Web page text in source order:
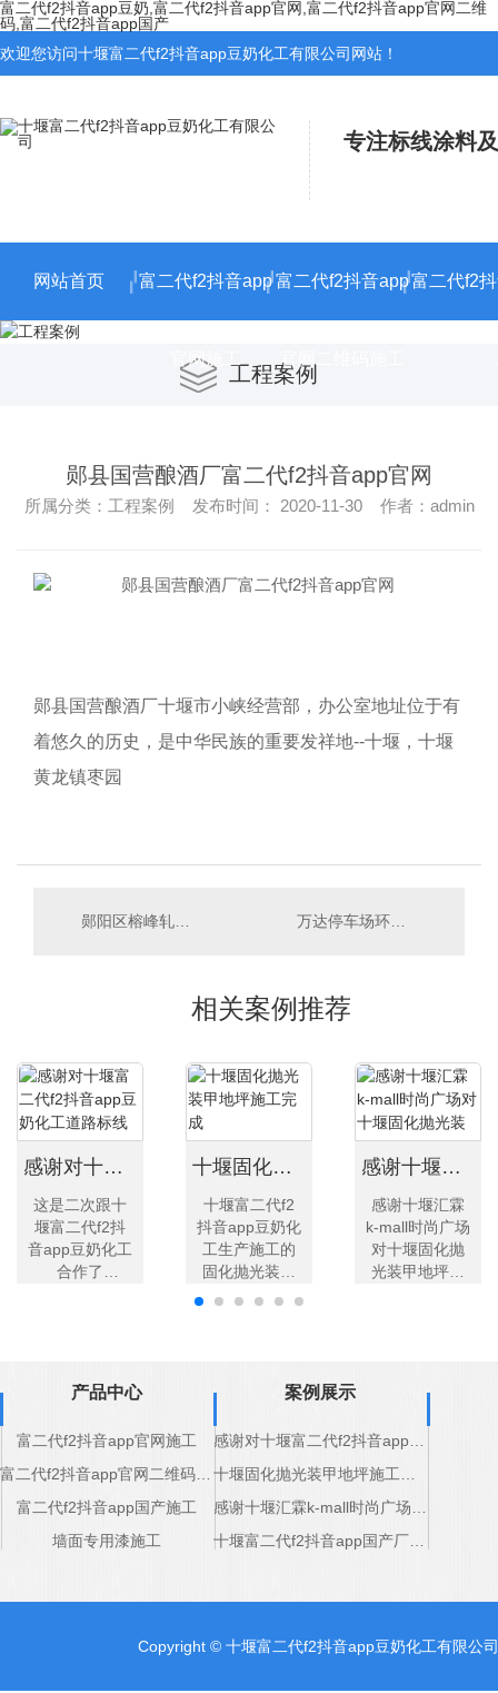
富二代f2抖音app豆奶,富二代f2抖音app官网,富二代f2抖音app官网二维
码,富二代f2抖音app国产
欢迎您访问十堰富二代f2抖音app豆奶化工有限公司网站！
专注标线涂料及
网站首页 富二代f2抖音app
官网施工
富二代f2抖音app
官网二维码施工
富二代f2
工程案例
郧县国营酿酒厂富二代f2抖音app官网
所属分类：工程案例 发布时间： 2020-11-30 作者：admin
郧县国营酿酒厂十堰市小峡经营部，办公室地址位于有
着悠久的历史，是中华民族的重要发祥地--十堰，十堰
黄龙镇枣园
郧阳区榕峰轧钢厂环氧地坪施工 万达停车场环氧地坪施工
相关案例推荐
感谢对十堰富二代f2抖音app豆奶化工道路标线产品的认可
这是二次跟十
堰富二代f2抖
音app豆奶化工
合作了
挺结
实。
十堰固化抛光装甲地坪施工完成
十堰富二代f2
抖音app豆奶化
工生产施工的
固化抛光装甲
地坪确实非常
客户服务也
好，有
答，
点
本次合作很满
意！
感谢十堰汇霖k-mall时尚广场对十堰固化抛光装甲地坪厂家支持
感谢十堰汇霖
k-mall时尚广场
对十堰固化抛
光装甲地坪厂
产品中心
富二代f2抖音app官网施工
富二代f2抖音app国产施工
墙面专用漆施工
案例展示
Copyright © 十堰富二代f2抖音app豆奶化工有限公司